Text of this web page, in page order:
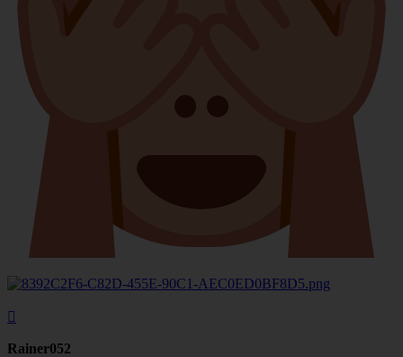
Rainer052